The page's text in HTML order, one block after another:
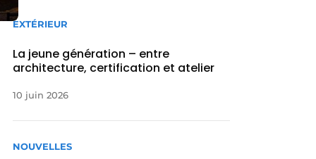
EXTÉRIEUR
La jeune génération – entre
architecture, certification et atelier
10 juin 2026
NOUVELLES